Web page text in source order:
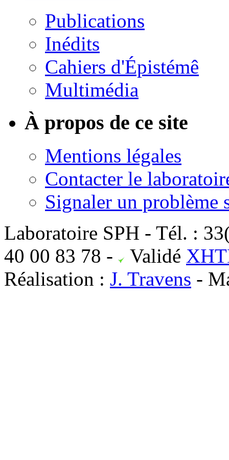
Publications
Inédits
Cahiers d'Épistémê
Multimédia
À propos de ce site
Mentions légales
Contacter le
Signaler un problème
Laboratoire SPH - Tél. :
40 00 83 78 - Validé
Réalisation : J. Travens -